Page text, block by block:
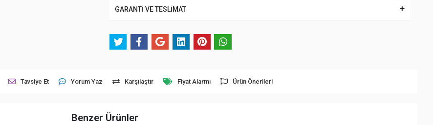
GARANTİ VE TESLİMAT
Tavsiye Et Yorum Yaz Karşılaştır Fiyat Alarmı Ürün Önerileri
Benzer Ürünler